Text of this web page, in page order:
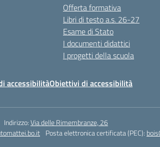
Offerta formativa
Libri di testo a.s. 26-27
Esame di Stato
I documenti didattici
I progetti della scuola
accessibilitàObiettivi di accessibilità
Indirizzo:Via delle Rimembranze, 26
Posta elettronica certificata (PEC):